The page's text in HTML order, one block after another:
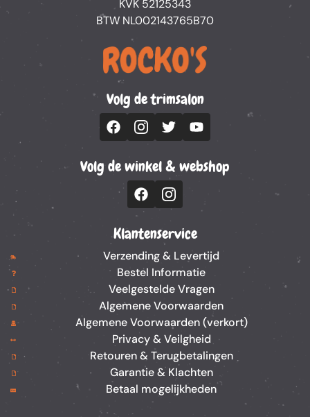
KVK 52125343
BTW NL002143765B70
Volg de trimsalon
Volg de winkel & webshop
Klantenservice
Verzending & Levertijd
Bestel Informatie
Veelgestelde Vragen
Algemene Voorwaarden
Algemene Voorwaarden (verkort)
Privacy & Veilgheid
Retouren & Terugbetalingen
Garantie & Klachten
Betaal mogelijkheden